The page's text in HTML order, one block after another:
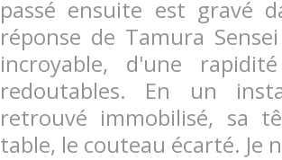
passé ensuite est gravé
réponse de Tamura
incroyable, d'une
redoutables. En un
retrouvé immobilisé, sa
table, le couteau écarté. Je